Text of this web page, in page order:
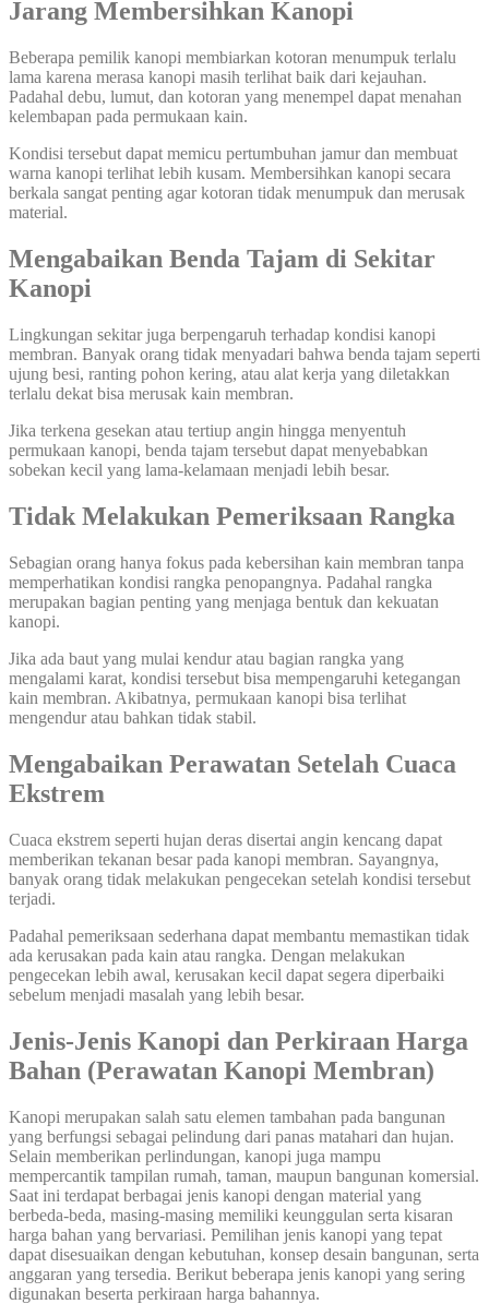
Jarang Membersihkan Kanopi
Beberapa pemilik kanopi membiarkan kotoran menumpuk terlalu
lama karena merasa kanopi masih terlihat baik dari kejauhan.
Padahal debu, lumut, dan kotoran yang menempel dapat menahan
kelembapan pada permukaan kain.
Kondisi tersebut dapat memicu pertumbuhan jamur dan membuat
warna kanopi terlihat lebih kusam. Membersihkan kanopi secara
berkala sangat penting agar kotoran tidak menumpuk dan merusak
material.
Mengabaikan Benda Tajam di Sekitar
Kanopi
Lingkungan sekitar juga berpengaruh terhadap kondisi kanopi
membran. Banyak orang tidak menyadari bahwa benda tajam seperti
ujung besi, ranting pohon kering, atau alat kerja yang diletakkan
terlalu dekat bisa merusak kain membran.
Jika terkena gesekan atau tertiup angin hingga menyentuh
permukaan kanopi, benda tajam tersebut dapat menyebabkan
sobekan kecil yang lama-kelamaan menjadi lebih besar.
Tidak Melakukan Pemeriksaan Rangka
Sebagian orang hanya fokus pada kebersihan kain membran tanpa
memperhatikan kondisi rangka penopangnya. Padahal rangka
merupakan bagian penting yang menjaga bentuk dan kekuatan
kanopi.
Jika ada baut yang mulai kendur atau bagian rangka yang
mengalami karat, kondisi tersebut bisa mempengaruhi ketegangan
kain membran. Akibatnya, permukaan kanopi bisa terlihat
mengendur atau bahkan tidak stabil.
Mengabaikan Perawatan Setelah Cuaca
Ekstrem
Cuaca ekstrem seperti hujan deras disertai angin kencang dapat
memberikan tekanan besar pada kanopi membran. Sayangnya,
banyak orang tidak melakukan pengecekan setelah kondisi tersebut
terjadi.
Padahal pemeriksaan sederhana dapat membantu memastikan tidak
ada kerusakan pada kain atau rangka. Dengan melakukan
pengecekan lebih awal, kerusakan kecil dapat segera diperbaiki
sebelum menjadi masalah yang lebih besar.
Jenis-Jenis Kanopi dan Perkiraan Harga
Bahan (Perawatan Kanopi Membran)
Kanopi merupakan salah satu elemen tambahan pada bangunan
yang berfungsi sebagai pelindung dari panas matahari dan hujan.
Selain memberikan perlindungan, kanopi juga mampu
mempercantik tampilan rumah, taman, maupun bangunan komersial.
Saat ini terdapat berbagai jenis kanopi dengan material yang
berbeda-beda, masing-masing memiliki keunggulan serta kisaran
harga bahan yang bervariasi. Pemilihan jenis kanopi yang tepat
dapat disesuaikan dengan kebutuhan, konsep desain bangunan, serta
anggaran yang tersedia. Berikut beberapa jenis kanopi yang sering
digunakan beserta perkiraan harga bahannya.